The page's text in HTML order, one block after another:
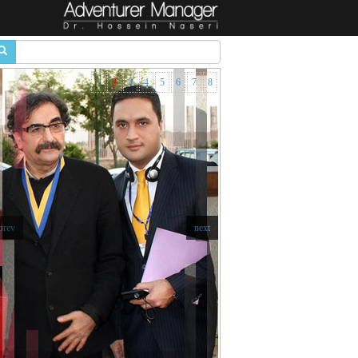
next
1 2 3 4 5 6 7 8